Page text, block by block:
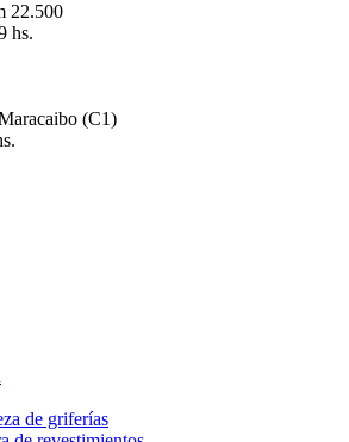
22.500
hs.
(C1)
de griferías